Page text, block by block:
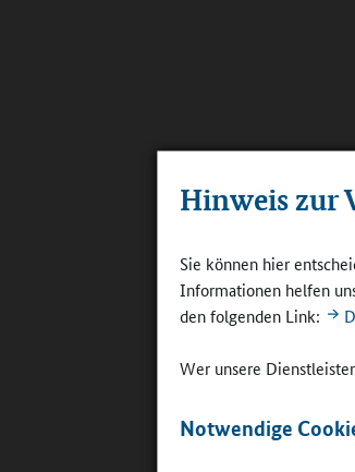
Hinweis zur
Sie können hier
Informationen helfen
den folgenden Link:
Wer unsere
Notwendige